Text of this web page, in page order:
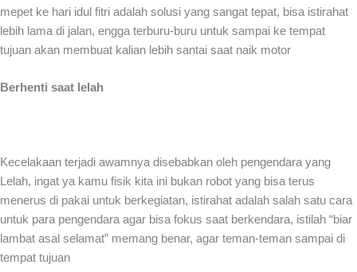
mepet ke hari idul fitri adalah solusi yang sangat tepat, bisa istirahat
lebih lama di jalan, engga terburu-buru untuk sampai ke tempat
tujuan akan membuat kalian lebih santai saat naik motor
Berhenti saat lelah
Kecelakaan terjadi awamnya disebabkan oleh pengendara yang
Lelah, ingat ya kamu fisik kita ini bukan robot yang bisa terus
menerus di pakai untuk berkegiatan, istirahat adalah salah satu cara
untuk para pengendara agar bisa fokus saat berkendara, istilah “biar
lambat asal selamat” memang benar, agar teman-teman sampai di
tempat tujuan